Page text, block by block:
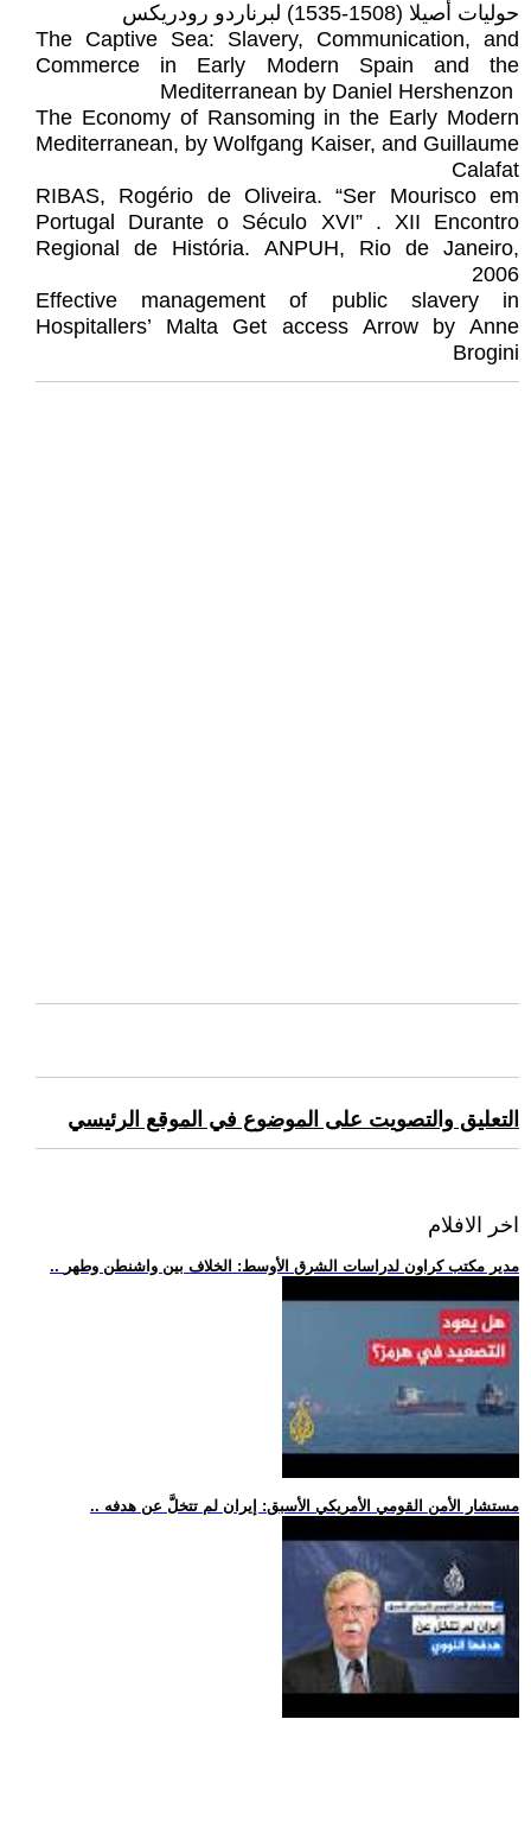
حوليات أصيلا (1508-1535) لبرناردو رودريكس
The Captive Sea: Slavery, Communication, and
Commerce in Early Modern Spain and the
‎Mediterranean by Daniel Hershenzon ‎
The Economy of Ransoming in the Early Modern
Mediterranean, by Wolfgang Kaiser, and ‎Guillaume
Calafat
RIBAS, Rogério de Oliveira. “Ser Mourisco em
Portugal Durante o Século XVI” . XII Encontro
‎Regional de História. ANPUH, Rio de Janeiro,
2006‎
Effective management of public slavery in
Hospitallers’ Malta Get access Arrow by Anne
‎Brogini
التعليق والتصويت على الموضوع في الموقع الرئيسي
اخر الافلام
.. مدير مكتب كراون لدراسات الشرق الأوسط: الخلاف بين واشنطن وطهر
.. مستشار الأمن القومي الأمريكي الأسبق: إيران لم تتخلَّ عن هدفه